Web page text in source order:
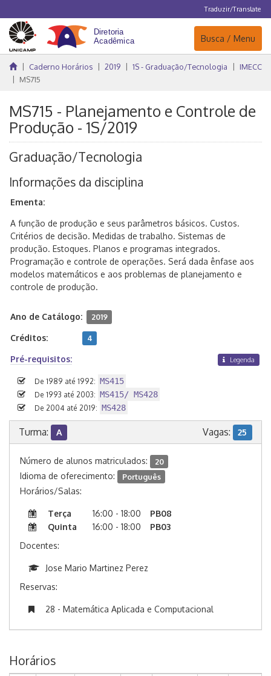
Traduzir/Translate
Navegação
Busca / Menu
Caderno Horários 2019 1S - Graduação/Tecnologia
IMECC
MS715
MS715 - Planejamento e Controle de
Produção - 1S/2019
Graduação/Tecnologia
Informações da disciplina
Ementa:
A função de produção e seus parâmetros básicos. Custos.
Critérios de decisão. Medidas de trabalho. Sistemas de
produção. Estoques. Planos e programas integrados.
Programação e controle de operações. Será dada ênfase aos
modelos matemáticos e aos problemas de planejamento e
controle de produção.
Ano de Catálogo: 2019
Créditos: 4
Pré-requisitos: Legenda
De 1989 até 1992: MS415
De 1993 até 2003: MS415/ MS428
De 2004 até 2019: MS428
Turma: A Vagas: 25
Número de alunos matriculados: 20
Idioma de oferecimento: Português
Horários/Salas:
Terça 16:00 - 18:00
PB08
Quinta
16:00 - 18:00
PB03
Docentes:
Jose Mario Martinez Perez
Reservas:
28 - Matemática Aplicada e Computacional
Horários